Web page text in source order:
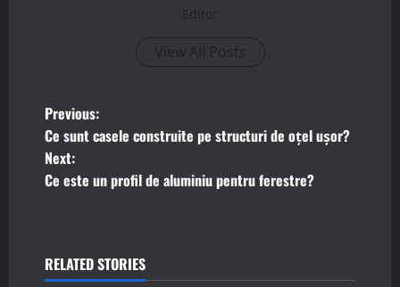
Editor
View All Posts
P
o
s
n
Previous:
Ce sunt casele construite pe structuri de oțel ușor?
Next:
Ce este un profil de aluminiu pentru ferestre?
RELATED STORIES